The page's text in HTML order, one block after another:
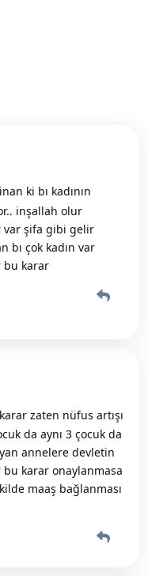
ki bı kadının
inşallah olur
var şifa gibi gelir
bı çok kadın var
bu karar
zaten nüfus artışı
da aynı 3 çocuk da
annelere devletin
bu karar onaylanmasa
maaş bağlanması